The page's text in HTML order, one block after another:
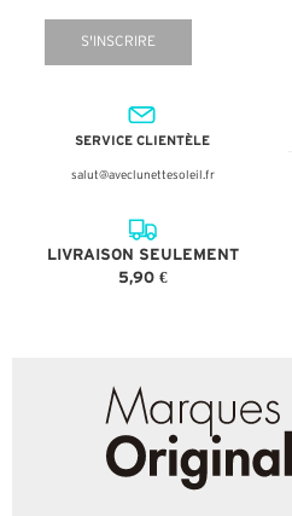
S'INSCRIRE
SERVICE CLIENTÈLE
salut@aveclunettesoleil.fr
LIVRAISON SEULEMENT
5,90 €